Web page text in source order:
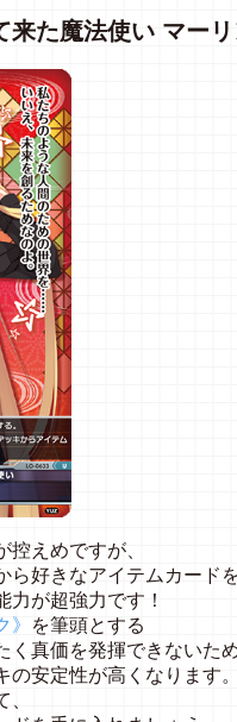
た魔法使い マーリ
えめですが、
ら好きなアイテムカード
力が超強力です！
》
を筆頭とする
く真価を発揮できないた
の安定性が高くなります